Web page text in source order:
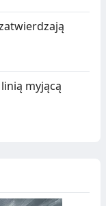
myjącą